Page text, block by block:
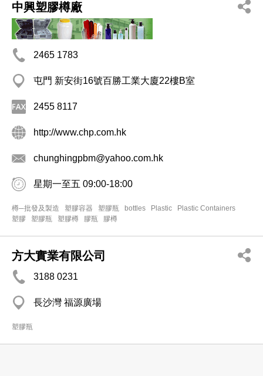
中興塑膠樽廠
2465 1783
屯門 新安街16號百勝工業大廈22樓B室
2455 8117
http://www.chp.com.hk
chunghingpbm@yahoo.com.hk
星期一至五 09:00-18:00
樽─批發及製造 塑膠容器 塑膠瓶 bottles Plastic
Plastic Containers
塑膠
塑膠瓶 塑膠樽 膠瓶 膠樽
方大實業有限公司
3188 0231
長沙灣 福源廣場
塑膠瓶